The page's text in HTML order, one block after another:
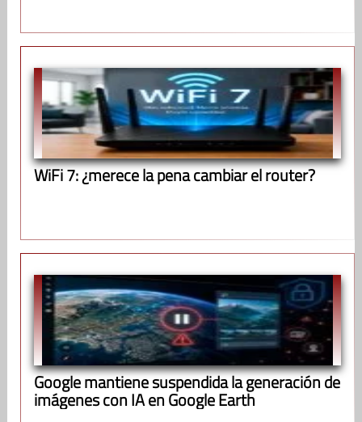
WiFi 7: ¿merece la pena cambiar el router?
Google mantiene suspendida la generación de
imágenes con IA en Google Earth